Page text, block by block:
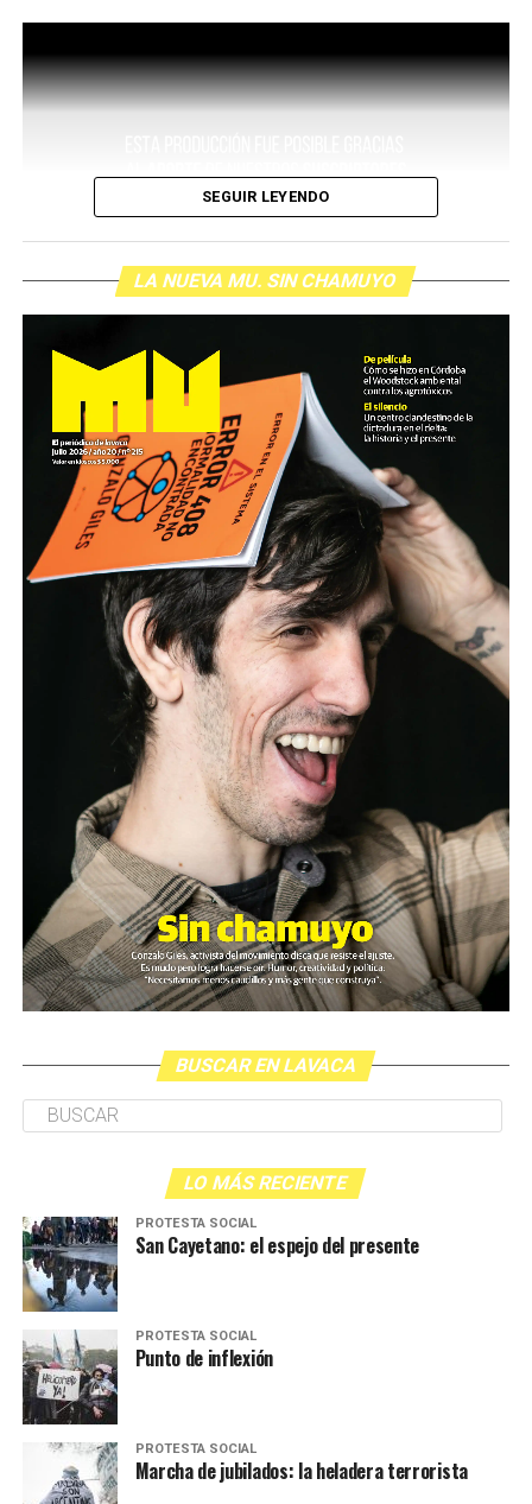
SEGUIR LEYENDO
LA NUEVA MU. SIN CHAMUYO
BUSCAR EN LAVACA
LO MÁS RECIENTE
PROTESTA SOCIAL
San Cayetano: el espejo del presente
PROTESTA SOCIAL
Punto de inflexión
PROTESTA SOCIAL
Marcha de jubilados: la heladera terrorista